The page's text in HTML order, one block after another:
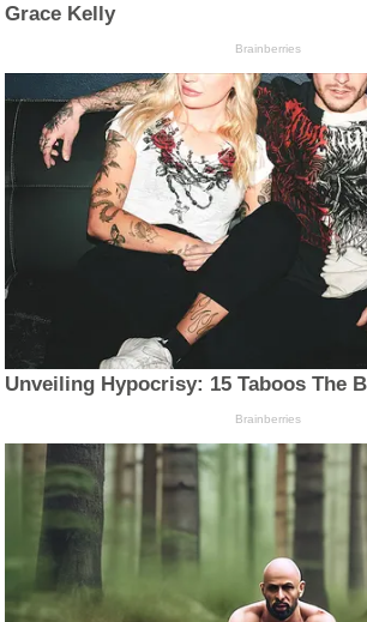
Grace Kelly
Brainberries
Unveiling Hypocrisy: 15 Taboos The
Brainberries